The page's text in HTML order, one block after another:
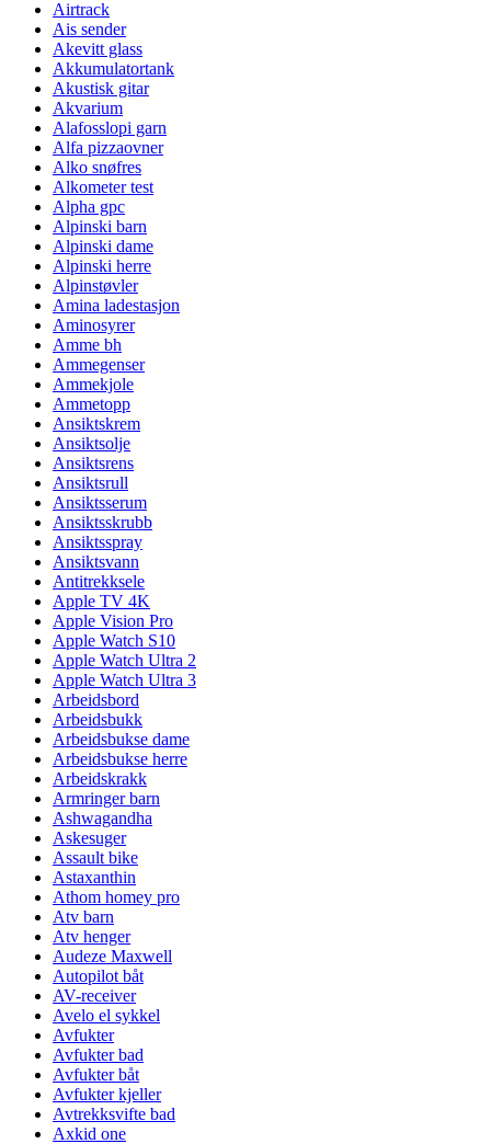
Airtrack
Ais sender
Akevitt glass
Akkumulatortank
Akustisk gitar
Akvarium
Alafosslopi garn
Alfa pizzaovner
Alko snøfres
Alkometer test
Alpha gpc
Alpinski barn
Alpinski dame
Alpinski herre
Alpinstøvler
Amina ladestasjon
Aminosyrer
Amme bh
Ammegenser
Ammekjole
Ammetopp
Ansiktskrem
Ansiktsolje
Ansiktsrens
Ansiktsrull
Ansiktsserum
Ansiktsskrubb
Ansiktsspray
Ansiktsvann
Antitrekksele
Apple TV 4K
Apple Vision Pro
Apple Watch S10
Apple Watch Ultra 2
Apple Watch Ultra 3
Arbeidsbord
Arbeidsbukk
Arbeidsbukse dame
Arbeidsbukse herre
Arbeidskrakk
Armringer barn
Ashwagandha
Askesuger
Assault bike
Astaxanthin
Athom homey pro
Atv barn
Atv henger
Audeze Maxwell
Autopilot båt
AV-receiver
Avelo el sykkel
Avfukter
Avfukter bad
Avfukter båt
Avfukter kjeller
Avtrekksvifte bad
Axkid one